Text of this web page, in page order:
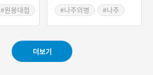
#원봉대첩
#나주의병
#나주
더보기